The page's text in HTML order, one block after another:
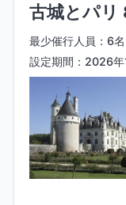
古城とパリ
最少催行人員：6名
設定期間：2026